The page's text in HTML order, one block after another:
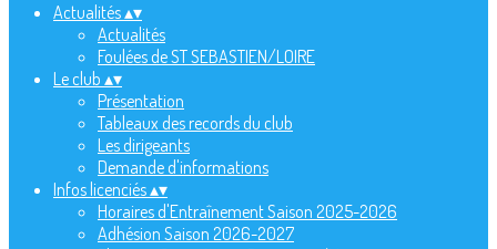
Actualités▴▾
Actualités
Foulées de ST SEBASTIEN/LOIRE
Le club ▴▾
Présentation
Tableaux des records du club
Les dirigeants
Demande d'informations
Infos licenciés▴▾
Horaires d'Entraînement Saison 2025-2026
Adhésion Saison 2026-2027